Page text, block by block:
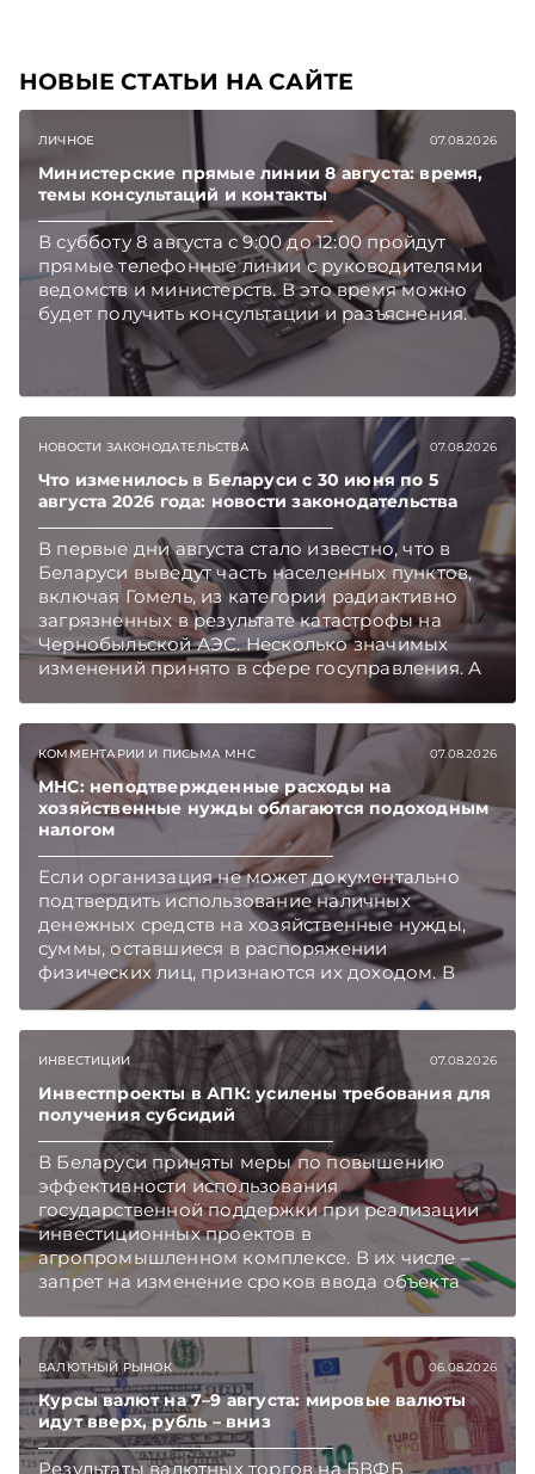
НОВЫЕ СТАТЬИ НА САЙТЕ
ЛИЧНОЕ 07.08.2026
Министерские прямые линии 8 августа: время,
темы консультаций и контакты
В субботу 8 августа с 9:00 до 12:00 пройдут
прямые телефонные линии с руководителями
ведомств и министерств. В это время можно
будет получить консультации и разъяснения.
НОВОСТИ ЗАКОНОДАТЕЛЬСТВА 07.08.2026
Что изменилось в Беларуси с 30 июня по 5
августа 2026 года: новости законодательства
В первые дни августа стало известно, что в
Беларуси выведут часть населенных пунктов,
включая Гомель, из категории радиактивно
загрязненных в результате катастрофы на
Чернобыльской АЭС. Несколько значимых
изменений принято в сфере госуправления. А
бизнесу вновь дали надежду на сокращение
который приходится изучать ежегодно.
Очередные меры по оптимизации
нормотворчества предусмотрены в
постановлении Совмина. Подписывайтесь на
Telegram‑канал и Viber. Главное об экономике
Беларуси — раньше, чем в новостях
TelegramViber
КОММЕНТАРИИ И ПИСЬМА МНС 07.08.2026
МНС: неподтвержденные расходы на
хозяйственные нужды облагаются подоходным
налогом
Если организация не может документально
подтвердить использование наличных
денежных средств на хозяйственные нужды,
суммы, оставшиеся в распоряжении
физических лиц, признаются их доходом. В
этом случае организация как налоговый агент
бюджет подоходный налог, напоминает МНС.
ИНВЕСТИЦИИ 07.08.2026
Инвестпроекты в АПК: усилены требования для
получения субсидий
В Беларуси приняты меры по повышению
эффективности использования
государственной поддержки при реализации
инвестиционных проектов в
агропромышленном комплексе. В их числе –
запрет на изменение сроков ввода объекта
инвестиций в эксплуатацию и его выхода на
Telegram‑канал и Viber. Главное об экономике
Беларуси — раньше, чем в новостях
TelegramViber
ВАЛЮТНЫЙ РЫНОК 06.08.2026
Курсы валют на 7–9 августа: мировые валюты
идут вверх, рубль – вниз
Результаты валютных торгов на БВФБ